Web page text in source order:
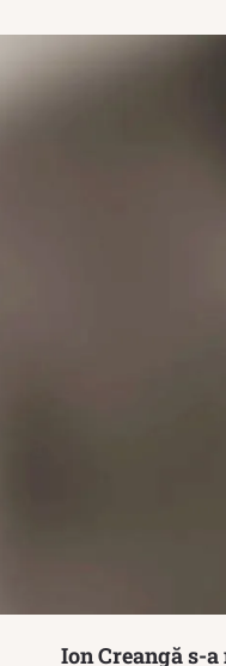
Ion Creangă s-